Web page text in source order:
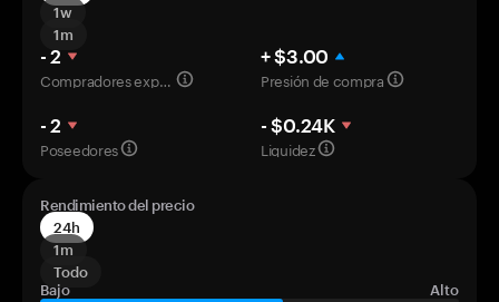
1w
1m
- 2
Compradores experimentados
+ $3.00
Presión de compra
- 2
Poseedores
- $0.24K
Liquidez
Rendimiento del precio
24h
1m
Todo
Bajo
Alto